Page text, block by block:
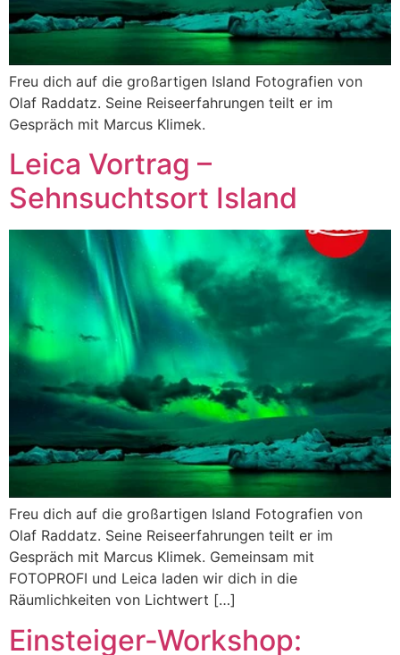
Freu dich auf die großartigen Island Fotografien von
Olaf Raddatz. Seine Reiseerfahrungen teilt er im
Gespräch mit Marcus Klimek.
Leica Vortrag –
Sehnsuchtsort Island
Freu dich auf die großartigen Island Fotografien von
Olaf Raddatz. Seine Reiseerfahrungen teilt er im
Gespräch mit Marcus Klimek. Gemeinsam mit
FOTOPROFI und Leica laden wir dich in die
Räumlichkeiten von Lichtwert […]
Einsteiger-Workshop: